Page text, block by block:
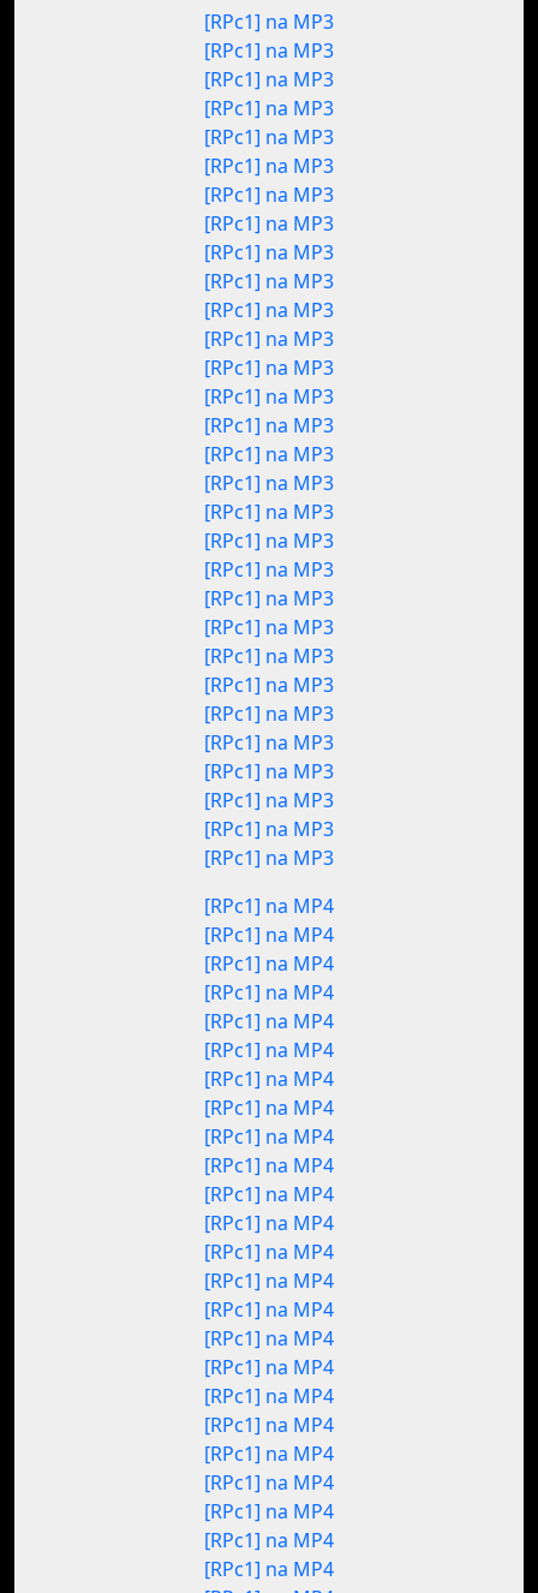
[RPc1] na MP3
[RPc1] na MP3
[RPc1] na MP3
[RPc1] na MP3
[RPc1] na MP3
[RPc1] na MP3
[RPc1] na MP3
[RPc1] na MP3
[RPc1] na MP3
[RPc1] na MP3
[RPc1] na MP3
[RPc1] na MP3
[RPc1] na MP3
[RPc1] na MP3
[RPc1] na MP3
[RPc1] na MP3
[RPc1] na MP3
[RPc1] na MP3
[RPc1] na MP3
[RPc1] na MP3
[RPc1] na MP3
[RPc1] na MP3
[RPc1] na MP3
[RPc1] na MP3
[RPc1] na MP3
[RPc1] na MP3
[RPc1] na MP3
[RPc1] na MP3
[RPc1] na MP3
[RPc1] na MP3
[RPc1] na MP4
[RPc1] na MP4
[RPc1] na MP4
[RPc1] na MP4
[RPc1] na MP4
[RPc1] na MP4
[RPc1] na MP4
[RPc1] na MP4
[RPc1] na MP4
[RPc1] na MP4
[RPc1] na MP4
[RPc1] na MP4
[RPc1] na MP4
[RPc1] na MP4
[RPc1] na MP4
[RPc1] na MP4
[RPc1] na MP4
[RPc1] na MP4
[RPc1] na MP4
[RPc1] na MP4
[RPc1] na MP4
[RPc1] na MP4
[RPc1] na MP4
[RPc1] na MP4